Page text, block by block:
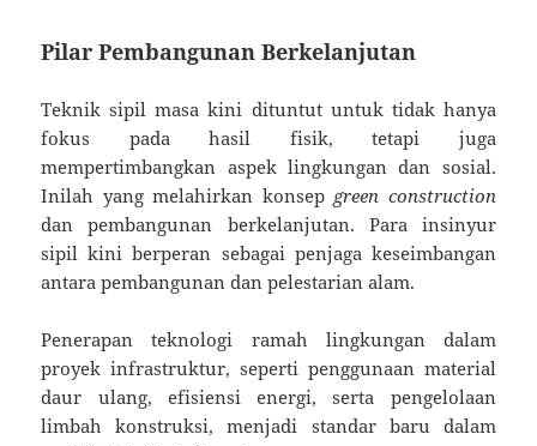
Pilar Pembangunan Berkelanjutan
Teknik sipil masa kini dituntut untuk tidak hanya
fokus pada hasil fisik, tetapi juga
mempertimbangkan aspek lingkungan dan sosial.
Inilah yang melahirkan konsep green construction
dan pembangunan berkelanjutan. Para insinyur
sipil kini berperan sebagai penjaga keseimbangan
antara pembangunan dan pelestarian alam.
Penerapan teknologi ramah lingkungan dalam
proyek infrastruktur, seperti penggunaan material
daur ulang, efisiensi energi, serta pengelolaan
limbah konstruksi, menjadi standar baru dalam